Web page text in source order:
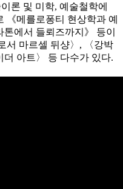
론 및 미학, 예술철학에
《메를로퐁티 현상학과 예
에서 들뢰즈까지》 등이
서 마르셀 뒤샹〉, 〈강박
아트〉 등 다수가 있다.​